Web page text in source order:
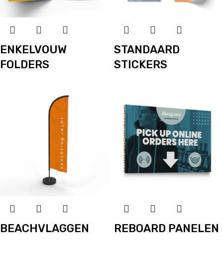
ENKELVOUW
FOLDERS
STANDAARD
STICKERS
BEACHVLAGGEN REBOARD PANELEN